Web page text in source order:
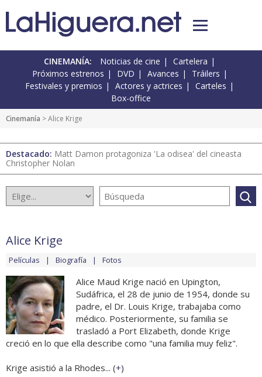
CINEMANÍA: Noticias de cine
Cartelera
Próximos estrenos
DVD Avances
Tráilers
Festivales y premios
Actores y actrices
Carteles
Box-office
Cinemanía > Alice Krige
Destacado: Matt Damon protagoniza 'La odisea' del cineasta
Christopher Nolan
Alice Krige
Películas Biografía Fotos
Alice Maud Krige nació en Upington,
Sudáfrica, el 28 de junio de 1954, donde su
padre, el Dr. Louis Krige, trabajaba como
médico. Posteriormente, su familia se
trasladó a Port Elizabeth, donde Krige
creció en lo que ella describe como "una familia muy feliz".
Krige asistió a la Rhodes... (+)